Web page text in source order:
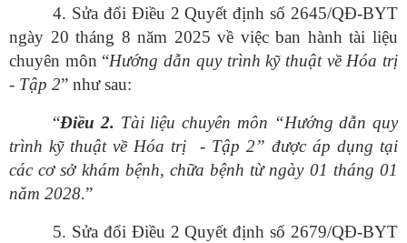
4. Sửa đổi Điều 2 Quyết định số 2645/QĐ-BYT
ngày 20 tháng 8 năm 2025 về việc ban hành tài liệu
chuyên môn “Hướng dẫn quy trình kỹ thuật về Hóa trị
- Tập 2” như sau:
“Điều 2. Tài liệu chuyên môn “Hướng dẫn quy
trình kỹ thuật về Hóa trị - Tập 2” được áp dụng tại
các cơ sở khám bệnh, chữa bệnh từ ngày 01 tháng 01
năm 2028.”
5. Sửa đổi Điều 2 Quyết định số 2679/QĐ-BYT